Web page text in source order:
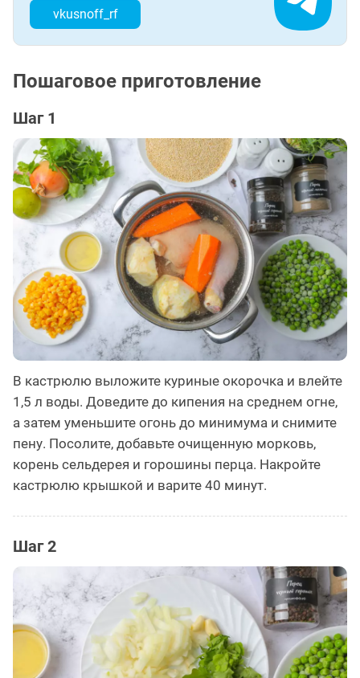
vkusnoff_rf
Пошаговое приготовление
Шаг 1
В кастрюлю выложите куриные окорочка и влейте
1,5 л воды. Доведите до кипения на среднем огне,
а затем уменьшите огонь до минимума и снимите
пену. Посолите, добавьте очищенную морковь,
корень сельдерея и горошины перца. Накройте
кастрюлю крышкой и варите 40 минут.
Шаг 2